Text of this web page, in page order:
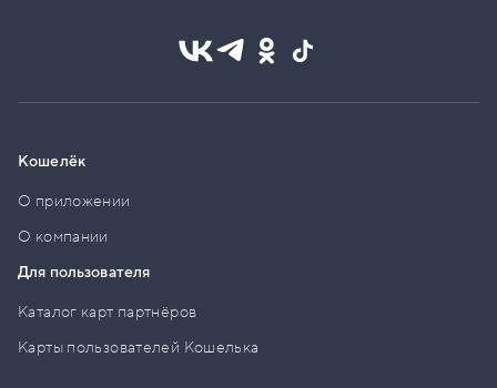
Кошелёк
О приложении
О компании
Для пользователя
Каталог карт партнёров
Карты пользователей Кошелька